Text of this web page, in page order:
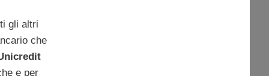
gli altri
che
e per